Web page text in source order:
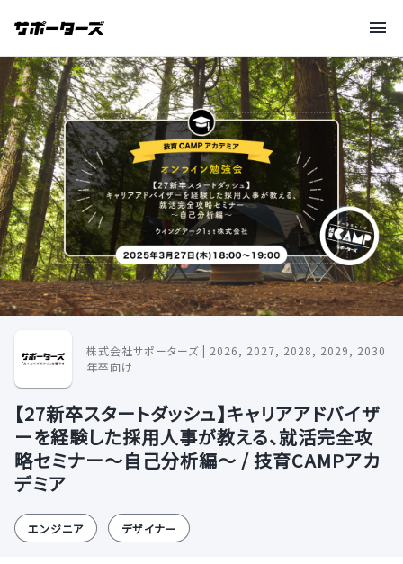
株式会社サポーターズ | 2026, 2027, 2028, 2029, 2030
年卒向け
【27新卒スタートダッシュ】キャリアアドバイザ
ーを経験した採用人事が教える、就活完全攻
略セミナー～自己分析編～ / 技育CAMPアカ
デミア
エンジニア デザイナー